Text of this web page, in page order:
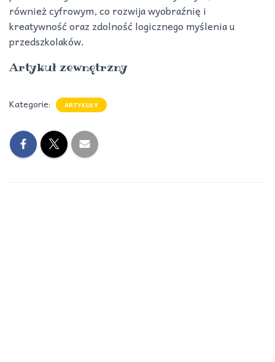
również cyfrowym, co rozwija wyobraźnię i
kreatywność oraz zdolność logicznego myślenia u
przedszkolaków.
Artykuł zewnętrzny
Kategorie: ARTYKUŁY